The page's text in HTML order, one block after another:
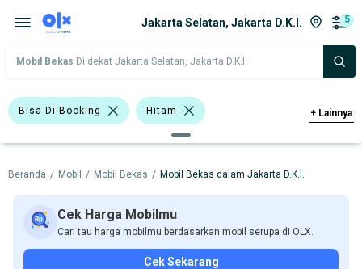
Jakarta Selatan, Jakarta D.K.I. 5
Mobil Bekas Di dekat Jakarta Selatan, Jakarta D.K.I.
Bisa Di-Booking Hitam
Bursa Mobil Blok M Square
Bursa Mobil Kelapa Gading
Bursa Mobil Bintaro
+ Lainnya
Beranda / Mobil / Mobil Bekas / Mobil Bekas dalam Jakarta D.K.I.
Cek Harga Mobilmu
Cari tau harga mobilmu berdasarkan mobil serupa di OLX.
Cek Sekarang